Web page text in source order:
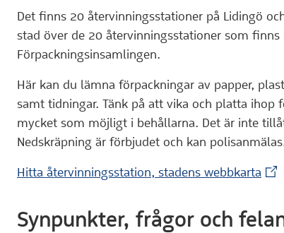
Det finns 20 återvinningsstationer på Lidingö
stad över de 20 återvinningsstationer som
Förpackningsinsamlingen.
Här kan du lämna förpackningar av papper,
samt tidningar. Tänk på att vika och platta ihop
mycket som möjligt i behållarna. Det är inte
Nedskräpning är förbjudet och kan
Hitta återvinningsstation, stadens webbkarta
Synpunkter, frågor och